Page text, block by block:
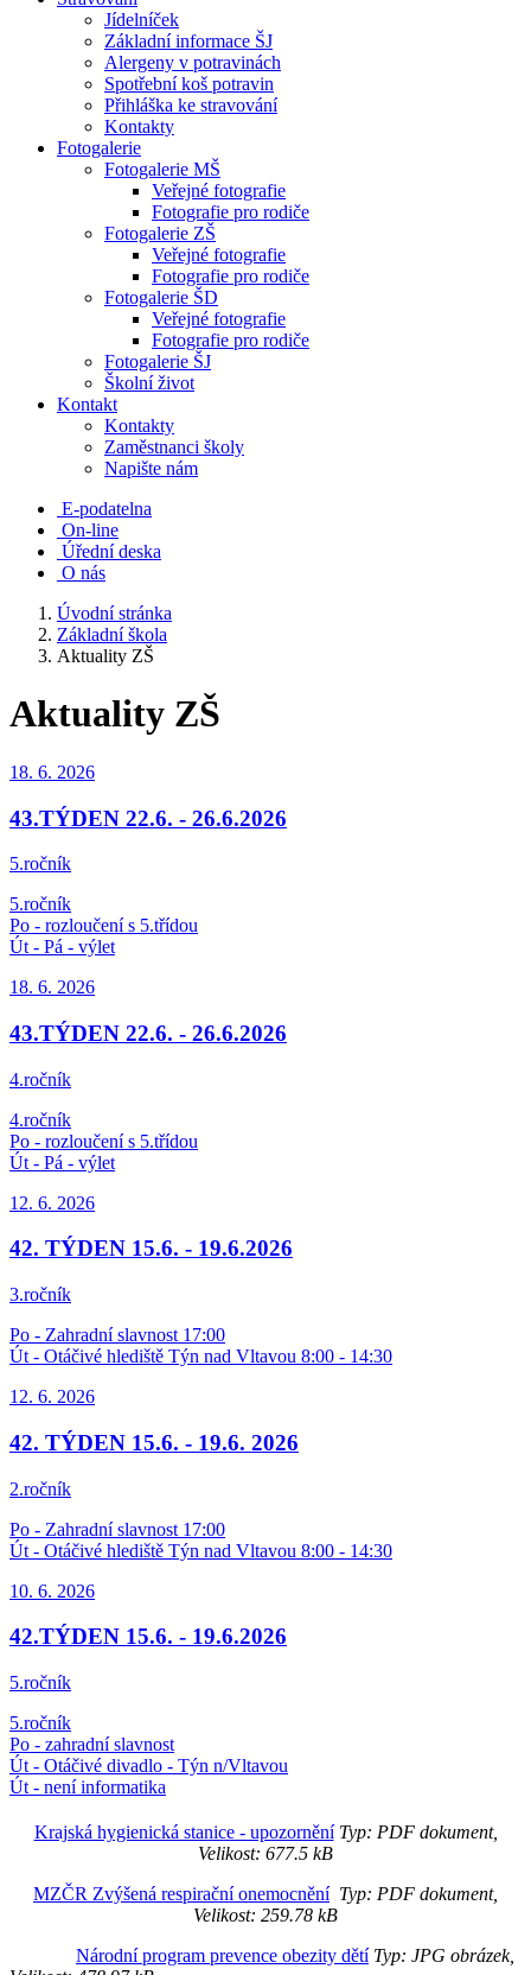
Jídelníček
Základní informace ŠJ
Alergeny v potravinách
Spotřební koš potravin
Přihláška ke stravování
Kontakty
Fotogalerie
Fotogalerie MŠ
Veřejné fotografie
Fotografie pro rodiče
Fotogalerie ZŠ
Veřejné fotografie
Fotografie pro rodiče
Fotogalerie ŠD
Veřejné fotografie
Fotografie pro rodiče
Fotogalerie ŠJ
Školní život
Kontakt
Kontakty
Zaměstnanci školy
Napište nám
E-podatelna
On-line
Úřední deska
O nás
Úvodní stránka
Základní škola
Aktuality ZŠ
Aktuality ZŠ
18. 6. 2026
43.TÝDEN 22.6. - 26.6.2026
5.ročník
5.ročník
Po - rozloučení s 5.třídou
Út - Pá - výlet
18. 6. 2026
43.TÝDEN 22.6. - 26.6.2026
4.ročník
4.ročník
Po - rozloučení s 5.třídou
Út - Pá - výlet
12. 6. 2026
42. TÝDEN 15.6. - 19.6.2026
3.ročník
Po - Zahradní slavnost 17:00
Út - Otáčivé hlediště Týn nad Vltavou 8:00 - 14:30
12. 6. 2026
42. TÝDEN 15.6. - 19.6. 2026
2.ročník
Po - Zahradní slavnost 17:00
Út - Otáčivé hlediště Týn nad Vltavou 8:00 - 14:30
10. 6. 2026
42.TÝDEN 15.6. - 19.6.2026
5.ročník
5.ročník
Po - zahradní slavnost
Út - Otáčivé divadlo - Týn n/Vltavou
Út - není informatika
Krajská hygienická stanice - upozorněníTyp: PDF dokument,
Velikost: 677.5 kB
MZČR Zvýšená respirační onemocněníTyp: PDF dokument,
Velikost: 259.78 kB
Národní program prevence obezity dětíTyp: JPG obrázek,